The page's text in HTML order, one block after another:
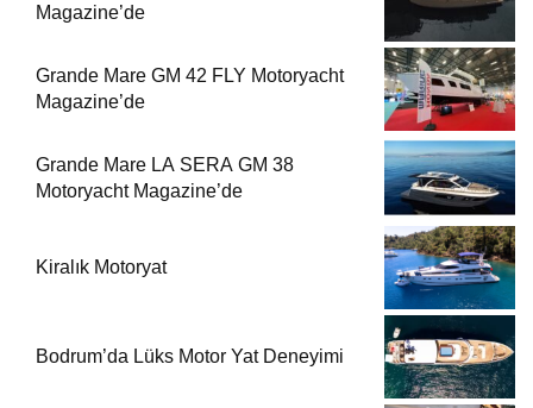
Magazine’de
Grande Mare GM 42 FLY Motoryacht
Magazine’de
Grande Mare LA SERA GM 38
Motoryacht Magazine’de
Kiralık Motoryat
Bodrum’da Lüks Motor Yat Deneyimi